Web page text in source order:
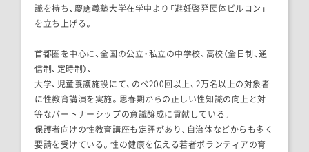
識を持ち、慶應義塾大学在学中より「避妊啓発団体ピルコン」
を立ち上げる。
首都圏を中心に、全国の公立・私立の中学校、高校（全日制、通
信制、定時制）、
大学、児童養護施設にて、のべ200回以上、2万名以上の対象者
に性教育講演を実施。思春期からの正しい性知識の向上と対
等なパートナーシップの意識醸成に貢献している。
保護者向けの性教育講座も定評があり、自治体などからも多く
要請を受けている。性の健康を伝える若者ボランティアの育